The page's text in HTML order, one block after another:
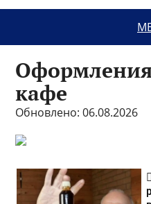
Оформления
кафе
Обновлено: 06.08.2026